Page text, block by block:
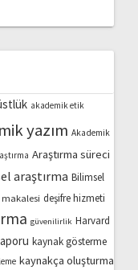
akademik etik
yazım Akademik
Araştırma süreci
araştırma Bilimsel
deşifre hizmeti
güvenilirlik Harvard
kaynak gösterme
kaynakça oluşturma